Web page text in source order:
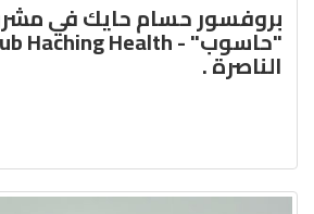
بروفسور حسام حايك في
الناصرة .